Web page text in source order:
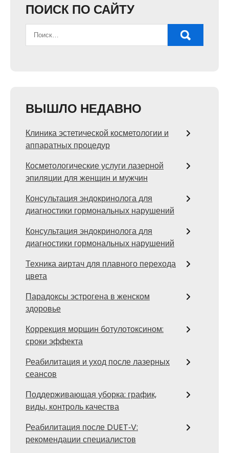
ПОИСК ПО САЙТУ
ВЫШЛО НЕДАВНО
Клиника эстетической косметологии и
аппаратных процедур
Косметологические услуги лазерной
эпиляции для женщин и мужчин
Консультация эндокринолога для
диагностики гормональных нарушений
Консультация эндокринолога для
диагностики гормональных нарушений
Техника аиртач для плавного перехода
цвета
Парадоксы эстрогена в женском
здоровье
Коррекция морщин ботулотоксином:
сроки эффекта
Реабилитация и уход после лазерных
сеансов
Поддерживающая уборка: график,
виды, контроль качества
Реабилитация после DUET‑V:
рекомендации специалистов